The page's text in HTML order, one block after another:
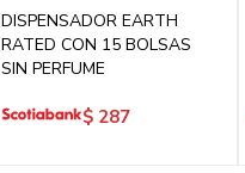
DISPENSADOR EARTH
RATED CON 15 BOLSAS
SIN PERFUME
$ 287